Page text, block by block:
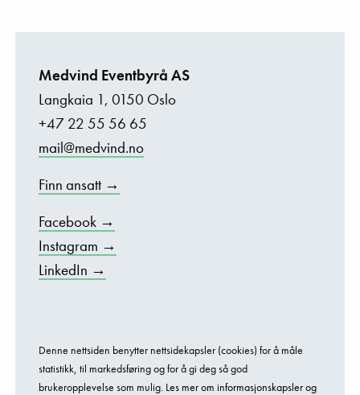
Medvind Eventbyrå AS
Langkaia 1, 0150 Oslo
+47 22 55 56 65
mail@medvind.no
Finn ansatt →
Facebook →
Instagram →
LinkedIn →
Denne nettsiden benytter nettsidekapsler (cookies) for å måle
statistikk, til markedsføring og for å gi deg så god
brukeropplevelse som mulig. Les mer om informasjonskapsler og